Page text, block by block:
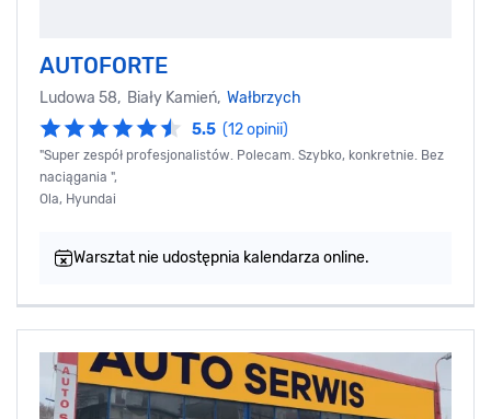
AUTOFORTE
Ludowa 58, Biały Kamień, Wałbrzych
5.5 (12 opinii)
"Super zespół profesjonalistów. Polecam. Szybko, konkretnie. Bez
naciągania ",
Ola, Hyundai
Warsztat nie udostępnia kalendarza online.